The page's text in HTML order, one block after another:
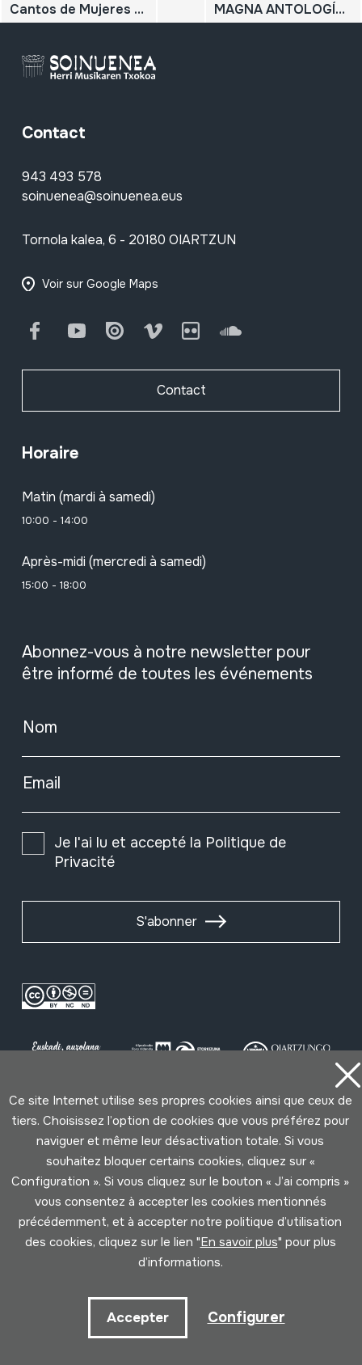
Cantos de Mujeres en las Tres Culturas; Spanish Christians, Jews and Muslims in the Middle Ages MAGNA ANTOLOGÍA DEL FOLKLORE MUSICAL DE ESPAÑA; Interpretada por el pueblo español
Contact
943 493 578
soinuenea@soinuenea.eus
Tornola kalea, 6 - 20180 OIARTZUN
Voir sur Google Maps
FacebookYoutube Issuu Vimeo Flickr SoundCloud
Contact
Horaire
Matin (mardi à samedi)
10:00 - 14:00
Après-midi (mercredi à samedi)
15:00 - 18:00
Abonnez-vous à notre newsletter pour
être informé de toutes les événements
Nom
Email
Je l'ai lu et accepté la Politique de
Privacité
S'abonner
Conditions d'Utilisation
Politique de Privacité
Ce site Internet utilise ses propres cookies ainsi que ceux de
tiers. Choisissez l’option de cookies que vous préférez pour
naviguer et même leur désactivation totale. Si vous
souhaitez bloquer certains cookies, cliquez sur «
Configuration ». Si vous cliquez sur le bouton « J’ai compris »
vous consentez à accepter les cookies mentionnés
précédemment, et à accepter notre politique d’utilisation
des cookies, cliquez sur le lien "En savoir plus" pour plus
d’informations.
Accepter Configurer